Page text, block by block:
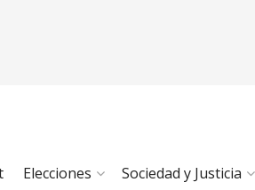
Elecciones Sociedad y Justicia